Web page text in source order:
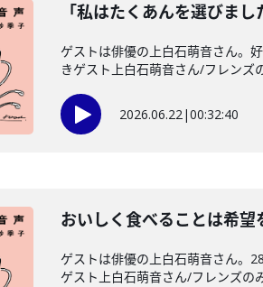
「私はたくあんを選びま
ゲストは俳優の上白石萌音さん。
きゲスト上白石萌音さん/フレンズ
2026.06.22|00:32:40
おいしく食べることは希望
ゲストは俳優の上白石萌音さん。
ゲスト上白石萌音さん/フレンズの